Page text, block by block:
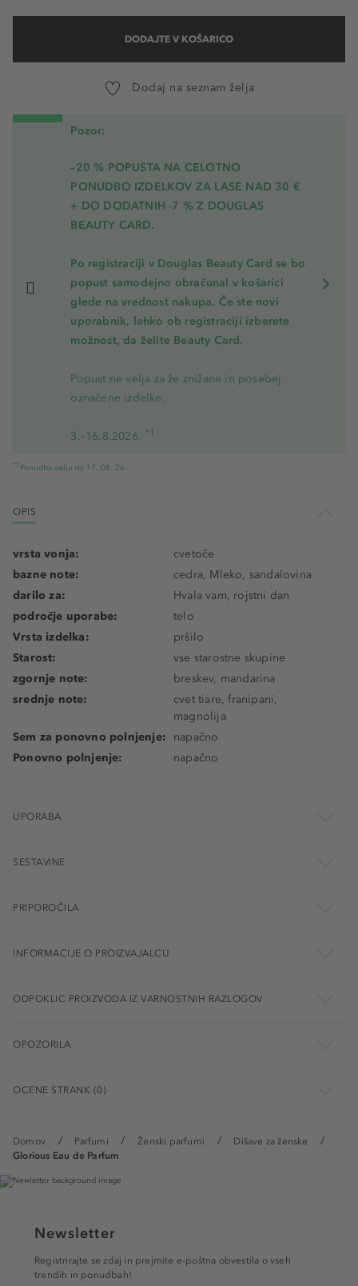
Domov Parfumi Ženski parfumi
Dišave za ženske
Glorious Eau de Parfum
DODAJTE V KOŠARICO
Dodaj na seznam želja
Pozor:
–20 % POPUSTA NA CELOTNO
PONUDBO IZDELKOV ZA LASE NAD 30 €
+ DO DODATNIH -7 % Z DOUGLAS
BEAUTY CARD.
Po registraciji v Douglas Beauty Card se bo
popust samodejno obračunal v košarici
glede na vrednost nakupa. Če ste novi
uporabnik, lahko ob registraciji izberete
možnost, da želite Beauty Card.
Popust ne velja za že znižane in posebej
označene izdelke.
3.–16.8.2026. *1
*1 Ponudba velja do 17. 08. 26.
OPIS
vrsta vonja:
cvetoče
bazne note:
cedra, Mleko, sandalovina
darilo za:
Hvala vam, rojstni dan
področje uporabe:
telo
Vrsta izdelka:
pršilo
Starost:
vse starostne skupine
zgornje note:
breskev, mandarina
srednje note:
cvet tiare, franipani,
magnolija
Sem za ponovno polnjenje:
napačno
Ponovno polnjenje:
napačno
UPORABA
SESTAVINE
PRIPOROČILA
INFORMACIJE O PROIZVAJALCU
ODPOKLIC PROIZVODA IZ VARNOSTNIH RAZLOGOV
OPOZORILA
OCENE STRANK (0)
Newsletter
Registrirajte se zdaj in prejmite e-poštna obvestila o vseh
trendih in ponudbah!